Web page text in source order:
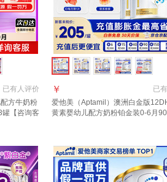
已有人评价
方牛奶粉
【咨询客
已有
￥
爱他美（Aptamil）澳洲白金版
黄素婴幼儿配方奶粉铂金装0-6月